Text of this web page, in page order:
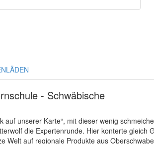
- Schwäbische
unserer Karte“, mit dieser wenig
die Expertenrunde. Hier konterte gleich
Welt auf regionale Produkte aus